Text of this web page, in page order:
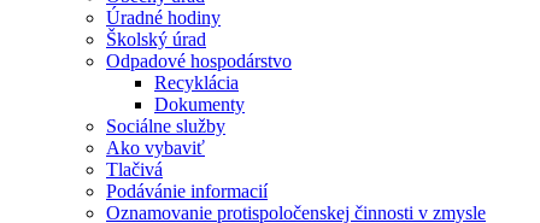
Úradné hodiny
Školský úrad
Odpadové hospodárstvo
Recyklácia
Dokumenty
Sociálne služby
Ako vybaviť
Tlačivá
Podávánie informacií
Oznamovanie protispoločenskej činnosti v zmysle